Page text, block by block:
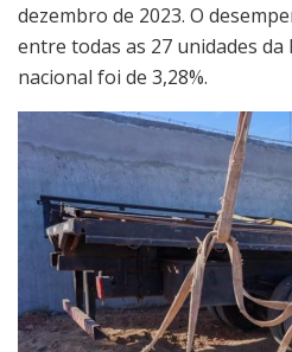
dezembro de 2023. O
entre todas as 27 unidades da
nacional foi de 3,28%.